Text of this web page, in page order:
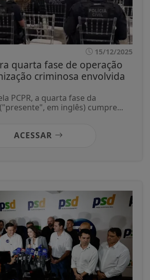
15/12/2025
quarta fase de operação
criminosa envolvida
PCPR, a quarta fase da
em inglês) cumpre...
ACESSAR